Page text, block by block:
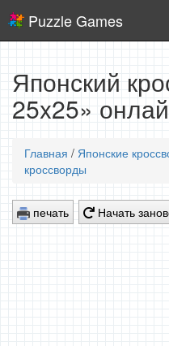
Puzzle Games
Японский
25x25»
Главная / Японские
кроссворды
печать Начать